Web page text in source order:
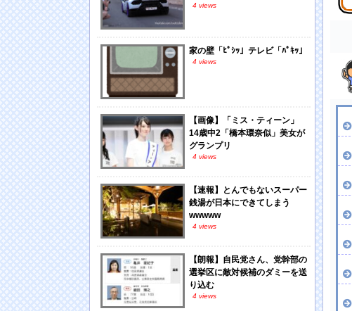
4 views
家の壁「ﾋﾟｼｯ」テレビ「ﾊﾟｷｯ」
4 views
【画像】「ミス・ティーン」
14歳中2「橋本環奈似」美女が
グランプリ
4 views
【速報】とんでもないスーパー
銭湯が日本にできてしまう
wwwww
4 views
【朗報】自民党さん、党幹部の
選挙区に敵対候補のダミーを送
り込む
4 views